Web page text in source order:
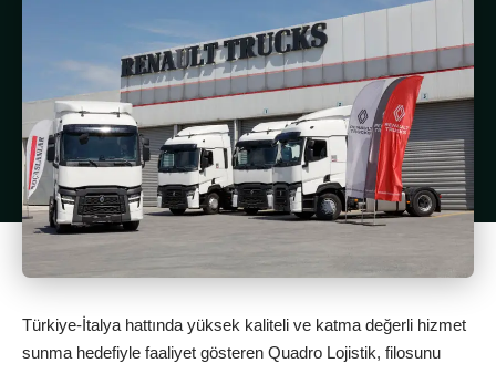
Türkiye-İtalya hattında yüksek kaliteli ve katma değerli hizmet
sunma hedefiyle faaliyet gösteren Quadro Lojistik, filosunu